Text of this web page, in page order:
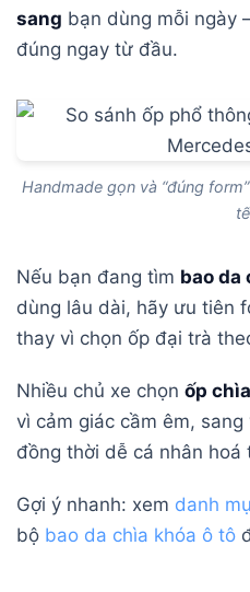
sang bạn dùng mỗi
đúng ngay từ đầu.
Handmade gọn và “đúng
Nếu bạn đang tìm bao da
dùng lâu dài, hãy ưu tiên
thay vì chọn ốp đại trà
Nhiều chủ xe chọn ốp
vì cảm giác cầm êm,
đồng thời dễ cá nhân hoá
Gợi ý nhanh: xem danh
bộ bao da chìa khóa ô tô